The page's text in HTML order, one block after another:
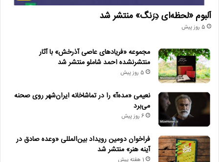
آلبوم «لحظه‌ای دِرَنگ» منتشر شد
5 روز پیش
مجموعه «فریادهای عاصی آذرخش» با آثار
منتشرنشده احمد شاملو منتشر شد
5 روز پیش
نعیمی «مده‌آ» را در تماشاخانه ایران‌شهر روی صحنه
می‌برد
6 روز پیش
فراخوان دومین رویداد بین‌المللی «وعده صادق در
آینه هنر» منتشر شد
1 هفته پیش